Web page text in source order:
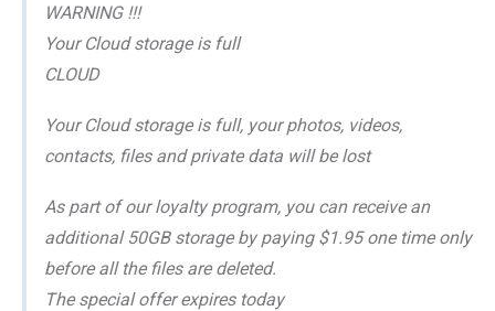
WARNING !!!
Your Cloud storage is full
CLOUD
Your Cloud storage is full, your photos, videos,
contacts, files and private data will be lost
As part of our loyalty program, you can receive an
additional 50GB storage by paying $1.95 one time only
before all the files are deleted.
The special offer expires today